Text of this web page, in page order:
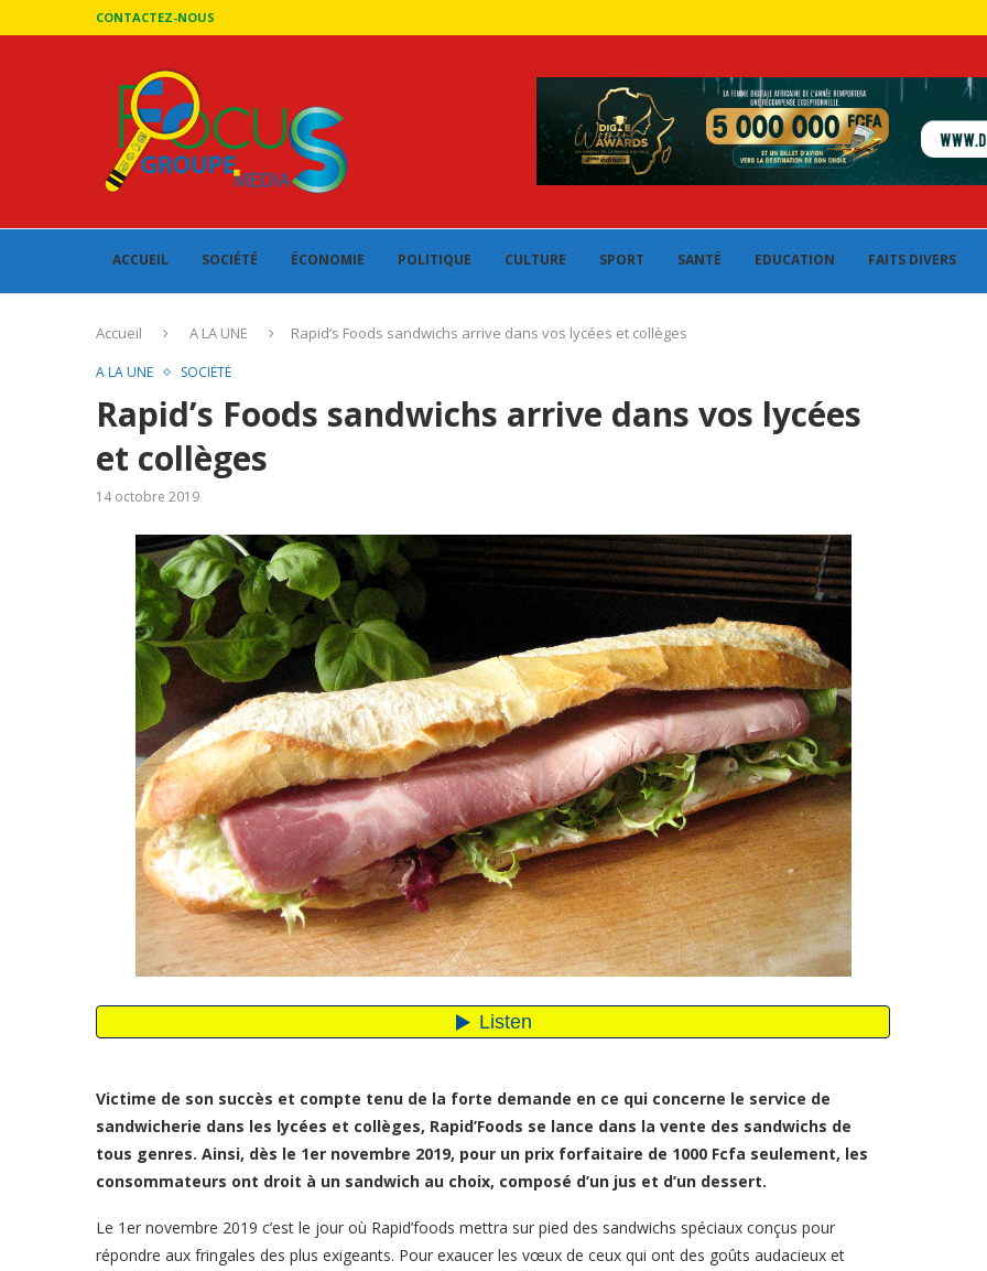
CONTACTEZ-NOUS
ACCUEIL SOCIÉTÉ ÉCONOMIE POLITIQUE CULTURE SPORT SANTÉ EDUCATION FAITS DIVERS
Accueil A LA UNE Rapid’s Foods sandwichs arrive dans vos lycées et collèges
A LA UNE SOCIÉTÉ
Rapid’s Foods sandwichs arrive dans vos lycées
et collèges
14 octobre 2019
Victime de son succès et compte tenu de la forte demande en ce qui concerne le service de
sandwicherie dans les lycées et collèges, Rapid’Foods se lance dans la vente des sandwichs de
tous genres. Ainsi, dès le 1er novembre 2019, pour un prix forfaitaire de 1000 Fcfa seulement, les
consommateurs ont droit à un sandwich au choix, composé d’un jus et d’un dessert.
Le 1er novembre 2019 c’est le jour où Rapid’foods mettra sur pied des sandwichs spéciaux conçus pour
répondre aux fringales des plus exigeants. Pour exaucer les vœux de ceux qui ont des goûts audacieux et